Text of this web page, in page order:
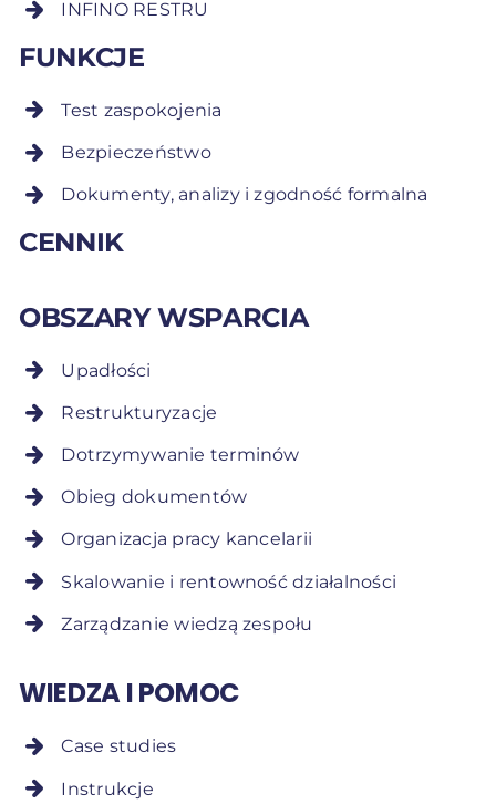
INFINO RESTRU
FUNKCJE
Test zaspokojenia
Bezpieczeństwo
Dokumenty, analizy i zgodność formalna
CENNIK
OBSZARY WSPARCIA
Upadłości
Restrukturyzacje
Dotrzymywanie terminów
Obieg dokumentów
Organizacja pracy kancelarii
Skalowanie i rentowność działalności
Zarządzanie wiedzą zespołu
WIEDZA I POMOC
Case studies
Instrukcje